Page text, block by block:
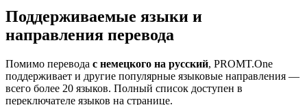
Поддерживаемые языки и
направления перевода
Помимо перевода с немецкого на русский, PROMT.One
поддерживает и другие популярные языковые направления —
всего более 20 языков. Полный список доступен в
переключателе языков на странице.